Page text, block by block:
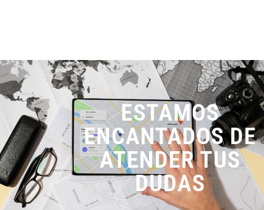
ESTAMOS
ENCANTADOS DE
ATENDER TUS
DUDAS